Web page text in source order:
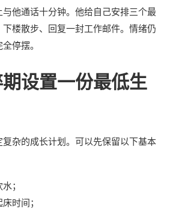
他通话十分钟。他给自己安排三个最
楼散步、回复一封工作邮件。情绪仍
停摆。
设置一份最低生
杂的成长计划。可以先保留以下基本
；
时间；